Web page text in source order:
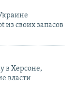
своих запасов
в Херсоне,
власти